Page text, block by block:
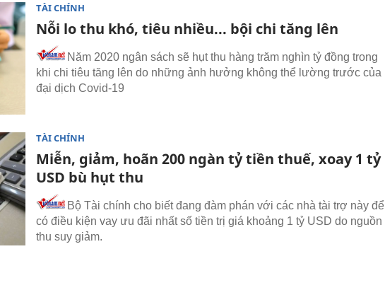
TÀI CHÍNH
Nỗi lo thu khó, tiêu nhiều... bội chi tăng lên
Năm 2020 ngân sách sẽ hụt thu hàng trăm nghìn tỷ đồng trong
khi chi tiêu tăng lên do những ảnh hưởng không thể lường trước của
đại dịch Covid-19
TÀI CHÍNH
Miễn, giảm, hoãn 200 ngàn tỷ tiền thuế, xoay 1 tỷ
USD bù hụt thu
Bộ Tài chính cho biết đang đàm phán với các nhà tài trợ này để
có điều kiện vay ưu đãi nhất số tiền trị giá khoảng 1 tỷ USD do nguồn
thu suy giảm.